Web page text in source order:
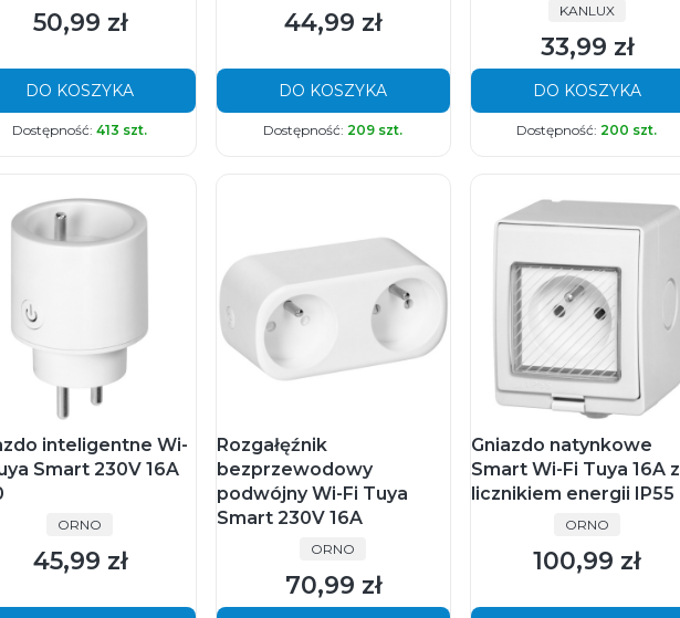
Cena
50,99 zł
DO KOSZYKA
Dostępność:413 szt.
Cena
44,99 zł
DO KOSZYKA
Dostępność: 209 szt.
PRODUCENT
KANLUX
Cena
33,99 zł
DO KOSZYKA
Dostępność: 200 szt.
inteligentne Wi-
Smart 230V 16A
PRODUCENT
ORNO
Cena
45,99 zł
Rozgałęźnik
bezprzewodowy
podwójny Wi-Fi Tuya
Smart 230V 16A
PRODUCENT
ORNO
Cena
70,99 zł
Gniazdo natynkowe
Smart Wi-Fi Tuya 16A z
licznikiem energii IP55
PRODUCENT
ORNO
Cena
100,99 zł